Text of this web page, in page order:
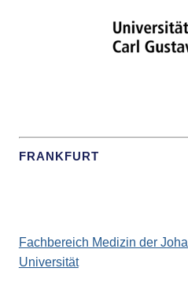
FRANKFURT
Fachbereich Medizin der
Universität